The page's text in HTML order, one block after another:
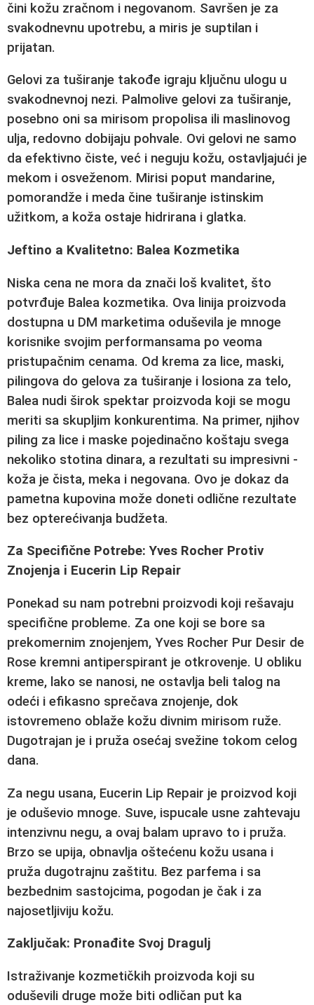
čini kožu zračnom i negovanom. Savršen je za
svakodnevnu upotrebu, a miris je suptilan i
prijatan.
Gelovi za tuširanje takođe igraju ključnu ulogu u
svakodnevnoj nezi. Palmolive gelovi za tuširanje,
posebno oni sa mirisom propolisa ili maslinovog
ulja, redovno dobijaju pohvale. Ovi gelovi ne samo
da efektivno čiste, već i neguju kožu, ostavljajući je
mekom i osveženom. Mirisi poput mandarine,
pomorandže i meda čine tuširanje istinskim
užitkom, a koža ostaje hidrirana i glatka.
Jeftino a Kvalitetno: Balea Kozmetika
Niska cena ne mora da znači loš kvalitet, što
potvrđuje Balea kozmetika. Ova linija proizvoda
dostupna u DM marketima oduševila je mnoge
korisnike svojim performansama po veoma
pristupačnim cenama. Od krema za lice, maski,
pilingova do gelova za tuširanje i losiona za telo,
Balea nudi širok spektar proizvoda koji se mogu
meriti sa skupljim konkurentima. Na primer, njihov
piling za lice i maske pojedinačno koštaju svega
nekoliko stotina dinara, a rezultati su impresivni -
koža je čista, meka i negovana. Ovo je dokaz da
pametna kupovina može doneti odlične rezultate
bez opterećivanja budžeta.
Za Specifične Potrebe: Yves Rocher Protiv
Znojenja i Eucerin Lip Repair
Ponekad su nam potrebni proizvodi koji rešavaju
specifične probleme. Za one koji se bore sa
prekomernim znojenjem, Yves Rocher Pur Desir de
Rose kremni antiperspirant je otkrovenje. U obliku
kreme, lako se nanosi, ne ostavlja beli talog na
odeći i efikasno sprečava znojenje, dok
istovremeno oblaže kožu divnim mirisom ruže.
Dugotrajan je i pruža osećaj svežine tokom celog
dana.
Za negu usana, Eucerin Lip Repair je proizvod koji
je oduševio mnoge. Suve, ispucale usne zahtevaju
intenzivnu negu, a ovaj balam upravo to i pruža.
Brzo se upija, obnavlja oštećenu kožu usana i
pruža dugotrajnu zaštitu. Bez parfema i sa
bezbednim sastojcima, pogodan je čak i za
najosetljiviju kožu.
Zaključak: Pronađite Svoj Dragulj
Istraživanje kozmetičkih proizvoda koji su
oduševili druge može biti odličan put ka